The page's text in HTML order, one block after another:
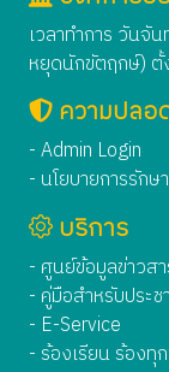
เวลาทำการ วันจั
หยุดนักขัตฤกษ์) ตั้
ความปลอ
- Admin Login
- นโยบายการรัก
บริการ
- ศูนย์ข้อมูลข่าวส
- คู่มือสำหรับประช
- E-Service
- ร้องเรียน ร้องทุ